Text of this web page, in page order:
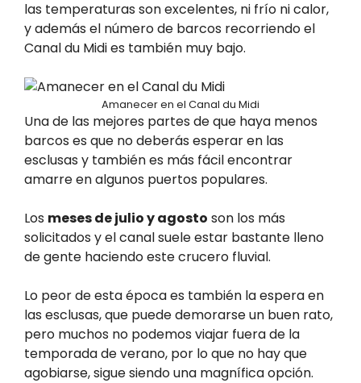
las temperaturas son excelentes, ni frío ni calor,
y además el número de barcos recorriendo el
Canal du Midi es también muy bajo.
Amanecer en el Canal du Midi
Una de las mejores partes de que haya menos
barcos es que no deberás esperar en las
esclusas y también es más fácil encontrar
amarre en algunos puertos populares.
Los meses de julio y agosto son los más
solicitados y el canal suele estar bastante lleno
de gente haciendo este crucero fluvial.
Lo peor de esta época es también la espera en
las esclusas, que puede demorarse un buen rato,
pero muchos no podemos viajar fuera de la
temporada de verano, por lo que no hay que
agobiarse, sigue siendo una magnífica opción.